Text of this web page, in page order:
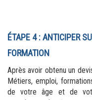
ÉTAPE 4 : ANTICIPER
FORMATION
Après avoir obtenu un
Métiers, emploi,
de votre âge et de